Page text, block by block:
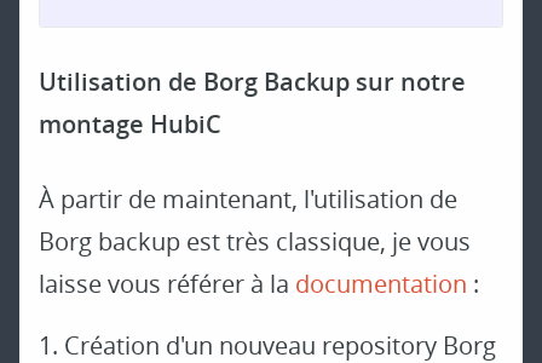
Utilisation de Borg Backup sur notre
montage HubiC
À partir de maintenant, l'utilisation de
Borg backup est très classique, je vous
laisse vous référer à la documentation :
1. Création d'un nouveau repository Borg